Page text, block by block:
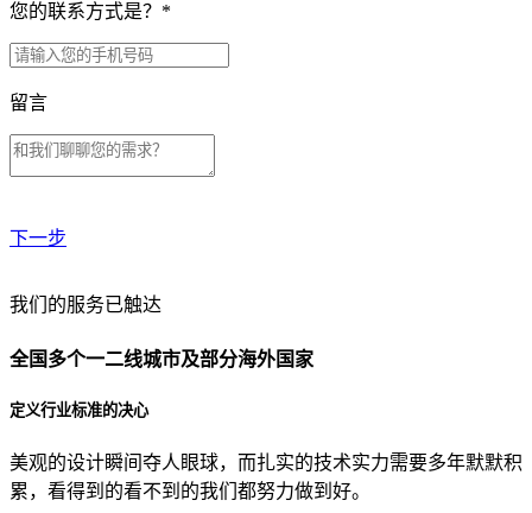
您的联系方式是？ *
留言
下一步
贵公司预算范围是？
贵公司的团队规模是？
目前主要的营销渠道是？
我们的服务已触达
全国多个一二线城市及部分海外国家
定义行业标准的决心
美观的设计瞬间夺人眼球，而扎实的技术实力需要多年默默积
累，看得到的看不到的我们都努力做到好。